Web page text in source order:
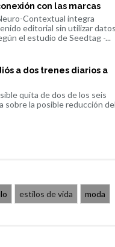
con las marcas
Contextual integra
editorial sin utilizar
el estudio de Seedtag -...
a dos trenes diarios a
quita de dos de los seis
la posible reducción
estilos de vida moda